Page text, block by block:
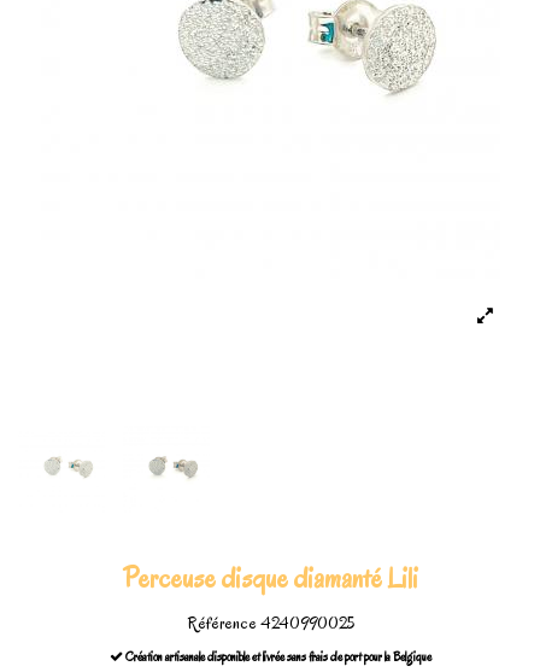
Perceuse disque diamanté Lili
Référence4240990025
Création artisanale disponible et livrée sans frais de port pour la Belgique